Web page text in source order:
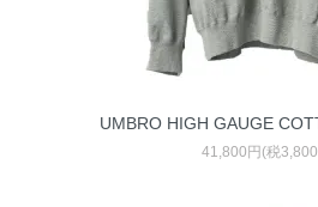
UMBRO HIGH GAUGE
41,800円(税